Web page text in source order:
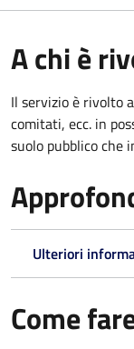
A chi è
Il servizio è rivolto
comitati, ecc. in
suolo pubblico che
Ulteriori
Come